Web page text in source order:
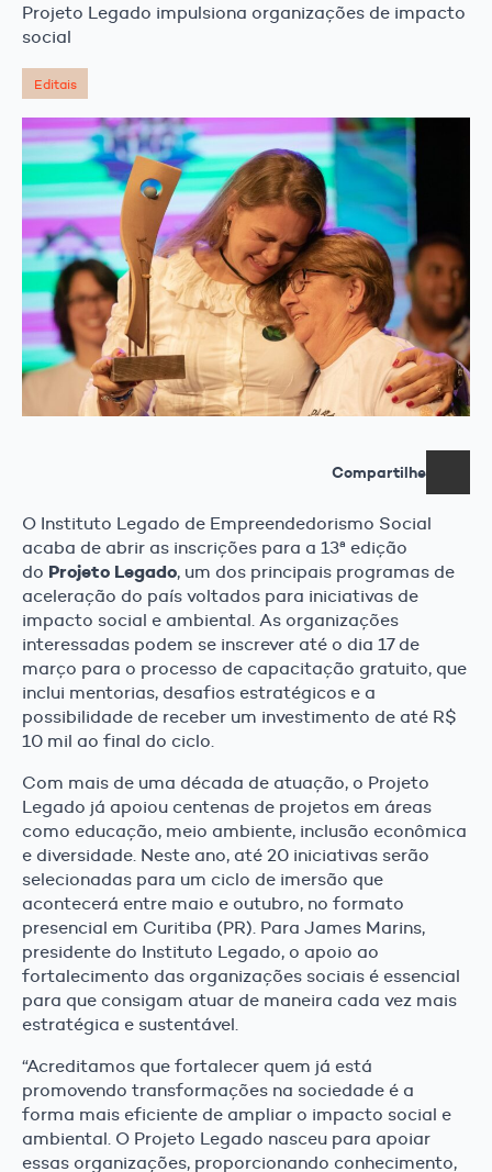
Projeto Legado impulsiona organizações de impacto
social
Editais
Compartilhe
O Instituto Legado de Empreendedorismo Social
acaba de abrir as inscrições para a 13ª edição
do Projeto Legado, um dos principais programas de
aceleração do país voltados para iniciativas de
impacto social e ambiental. As organizações
interessadas podem se inscrever até o dia 17 de
março para o processo de capacitação gratuito, que
inclui mentorias, desafios estratégicos e a
possibilidade de receber um investimento de até R$
10 mil ao final do ciclo.
Com mais de uma década de atuação, o Projeto
Legado já apoiou centenas de projetos em áreas
como educação, meio ambiente, inclusão econômica
e diversidade. Neste ano, até 20 iniciativas serão
selecionadas para um ciclo de imersão que
acontecerá entre maio e outubro, no formato
presencial em Curitiba (PR). Para James Marins,
presidente do Instituto Legado, o apoio ao
fortalecimento das organizações sociais é essencial
para que consigam atuar de maneira cada vez mais
estratégica e sustentável.
“Acreditamos que fortalecer quem já está
promovendo transformações na sociedade é a
forma mais eficiente de ampliar o impacto social e
ambiental. O Projeto Legado nasceu para apoiar
essas organizações, proporcionando conhecimento,